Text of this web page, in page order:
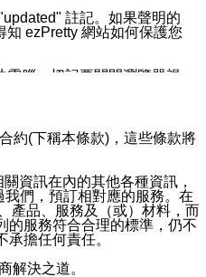
註記。如果聲明的
ezPretty 網站如何保護您
腦，切記要關閉瀏覽器視
、說明或功能連結，隨時
約(下稱本條款)，這些條款將
資訊在內的其他各種資訊，
們，預訂相對應的服務。在
產品、服務及（或）材料，而
的服務符合合理的標準，仍不
擔任何責任。
解決之道。